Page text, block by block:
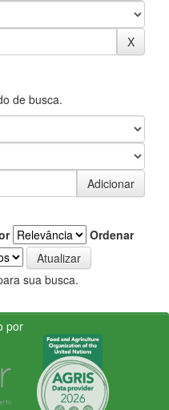
de busca.
Ordenar
sua busca.
por